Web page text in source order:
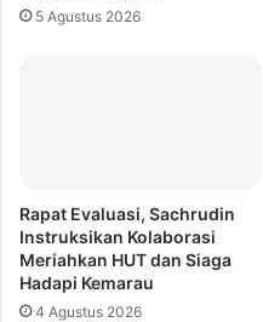
5 Agustus 2026
Rapat Evaluasi, Sachrudin
Instruksikan Kolaborasi
Meriahkan HUT dan Siaga
Hadapi Kemarau
4 Agustus 2026